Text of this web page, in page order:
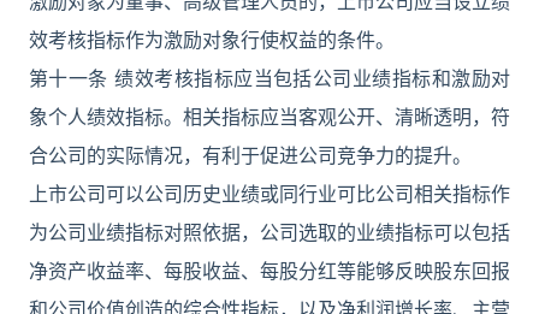
效考核指标作为激励对象行使权益的条件。
第十一条 绩效考核指标应当包括公司业绩指标和激励对
象个人绩效指标。相关指标应当客观公开、清晰透明，符
合公司的实际情况，有利于促进公司竞争力的提升。
上市公司可以公司历史业绩或同行业可比公司相关指标作
为公司业绩指标对照依据，公司选取的业绩指标可以包括
净资产收益率、每股收益、每股分红等能够反映股东回报
和公司价值创造的综合性指标，以及净利润增长率、主营